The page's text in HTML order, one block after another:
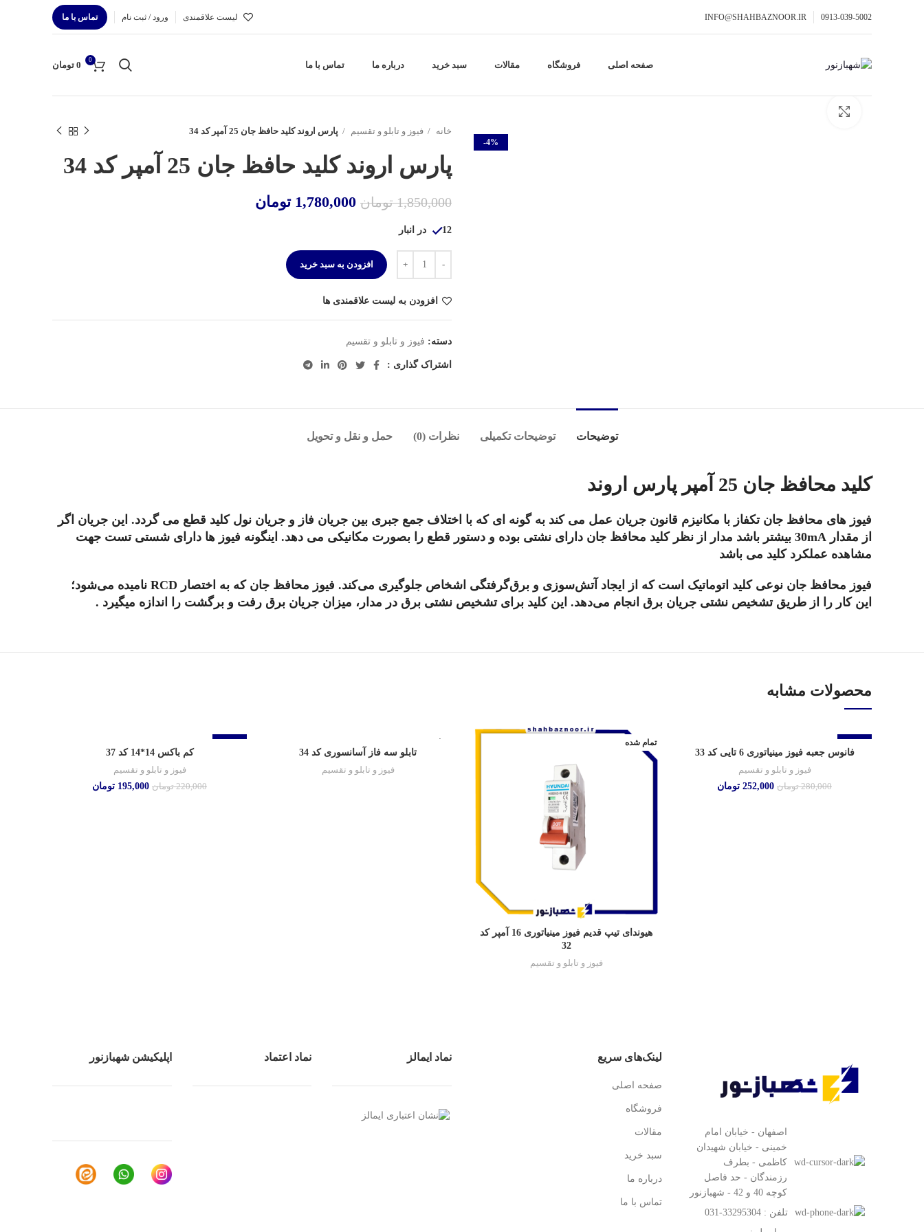
0913-039-5002
INFO@SHAHBAZNOOR.IR لیست علاقمندی ورود / ثبت نام تماس با ما
صفحه اصلی فروشگاه مقالات سبد خرید درباره ما تماس با ما
0
0 تومان
-4%
خانه
فیوز و تابلو و تقسیم پارس اروند کلید حافظ جان 25 آمپر کد 34
پارس اروند کلید حافظ جان 25 آمپر کد 34
1,850,000 تومان 1,780,000 تومان
12 در انبار
افزودن به سبد خرید
افزودن به لیست علاقمندی ها
دسته: فیوز و تابلو و تقسیم
اشتراک گذاری :
توضیحات توضیحات تکمیلی نظرات (0) حمل و نقل و تحویل
کلید محافظ جان 25 آمپر پارس اروند
فیوز های محافظ جان تکفاز با مکانیزم قانون جریان عمل می کند به گونه ای که با اختلاف جمع جبری بین جریان فاز و جریان نول کلید قطع می گردد. این جریان اگر
از مقدار 30mA بیشتر باشد مدار از نظر کلید محافظ جان دارای نشتی بوده و دستور قطع را بصورت مکانیکی می دهد. اینگونه فیوز ها دارای شستی تست جهت
مشاهده عملکرد کلید می باشد
فیوز محافظ جان نوعی کلید اتوماتیک است که از ایجاد ‌آتش‌سوزی و برق‌گرفتگی‌ اشخاص جلوگیری می‌کند. فیوز محافظ جان
که به اختصار RCD نامیده می‌شود؛
این کار را از طریق تشخیص نشتی جریان برق انجام می‌دهد. این کلید برای تشخیص نشتی برق در مدار، میزان جریان برق رفت و برگشت را اندازه میگیرد .
محصولات مشابه
-10%
فانوس جعبه فیوز مینیاتوری 6 تایی کد 33
فیوز و تابلو و تقسیم
280,000 تومان 252,000 تومان
تمام شده
هیوندای تیپ قدیم فیوز مینیاتوری 16 آمپر کد
32
فیوز و تابلو و تقسیم
تمام شده
تابلو سه فاز آسانسوری کد 34
فیوز و تابلو و تقسیم
-11%
کم باکس 14*14 کد 37
فیوز و تابلو و تقسیم
220,000 تومان 195,000 تومان
اصفهان - خیابان امام
خمینی - خیابان شهیدان
کاظمی - بطرف
رزمندگان - حد فاصل
کوچه 40 و 42 - شهبازنور
تلفن : 33295304-031
لینک‌های سریع
صفحه اصلی
فروشگاه
مقالات
سبد خرید
درباره ما
تماس با ما
نماد ایمالز نماد اعتماد اپلیکیشن شهبازنور